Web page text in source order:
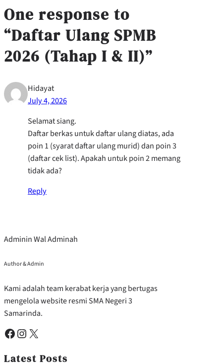
One response to
“Daftar Ulang SPMB
2026 (Tahap I & II)”
Hidayat
July 4, 2026
Selamat siang.
Daftar berkas untuk daftar ulang diatas, ada
poin 1 (syarat daftar ulang murid) dan poin 3
(daftar cek list). Apakah untuk poin 2 memang
tidak ada?
Reply
Adminin Wal Adminah
Author & Admin
Kami adalah team kerabat kerja yang bertugas
mengelola website resmi SMA Negeri 3
Samarinda.
Facebook Instagram X
Latest Posts